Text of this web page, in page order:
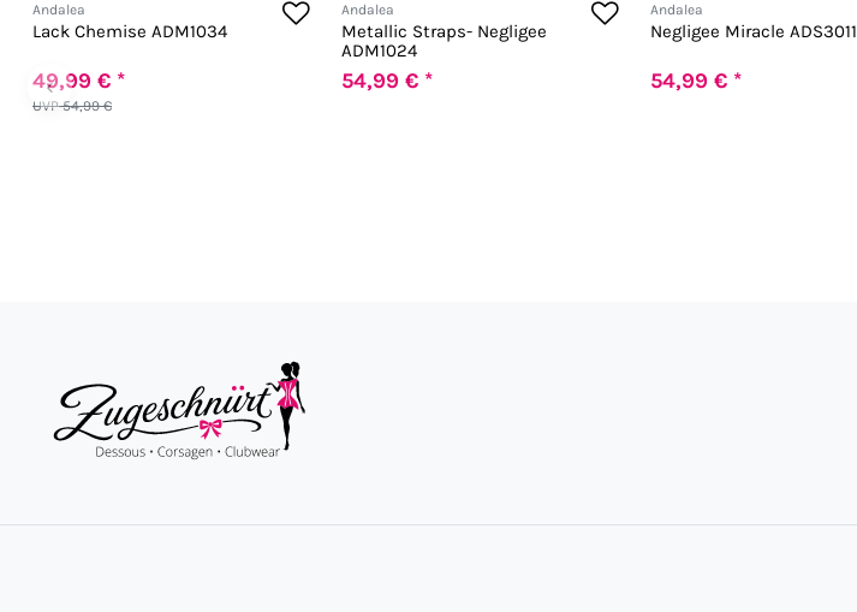
‹
Andalea
Lack Chemise ADM1034
UVP 54,99 €
49,99 € *
Andalea
Metallic Straps- Negligee
ADM1024
54,99 € *
Andalea
Negligee Miracle ADS3011
54,99 € *